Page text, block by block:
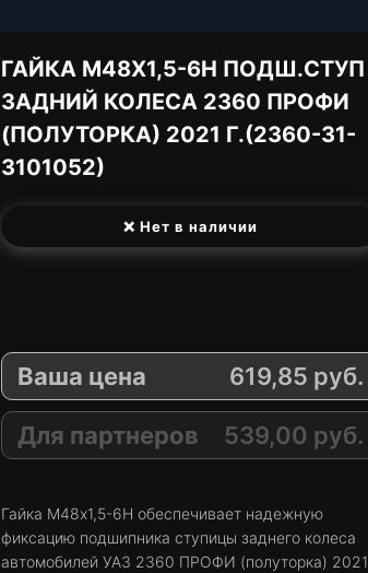
ГАЙКА М48Х1,5-6Н ПОДШ.СТУП
ЗАДНИЙ КОЛЕСА 2360 ПРОФИ
(ПОЛУТОРКА) 2021 Г.(2360-31-
3101052)
❌ Нет в наличии
e
r
a
m
a
s
A
p
a
i
l
Ваша цена 619,85 руб.
Для партнеров 539,00 руб.
Гайка М48х1,5-6Н обеспечивает надежную
фиксацию подшипника ступицы заднего колеса
автомобилей УАЗ 2360 ПРОФИ (полуторка) 2021